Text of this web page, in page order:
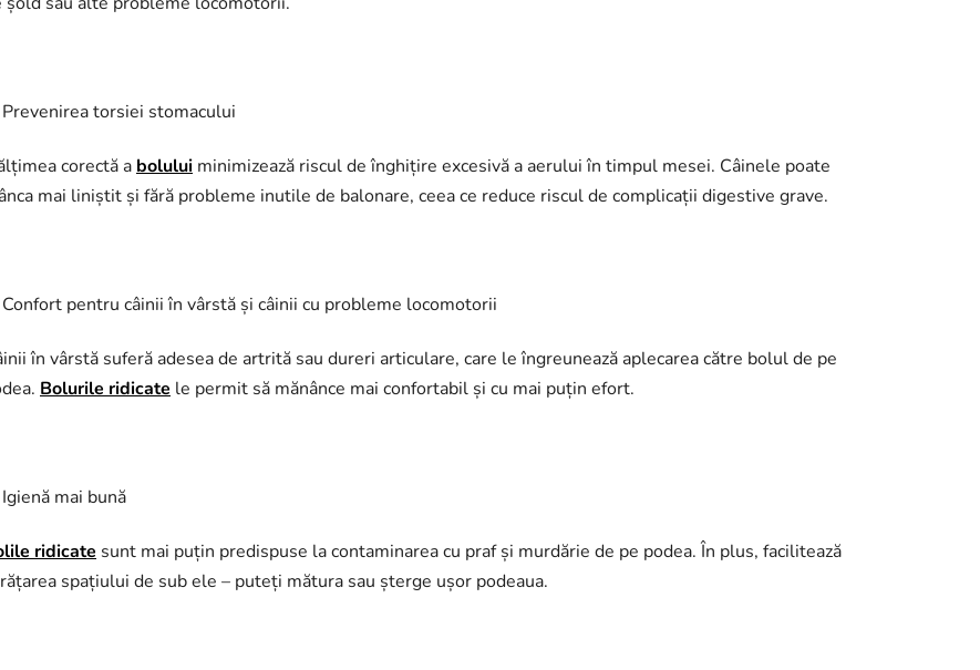
torsiei stomacului
corectă a bolului minimizează riscul de înghițire excesivă a aerului în timpul mesei. Câinele poate
mai liniștit și fără probleme inutile de balonare, ceea ce reduce riscul de complicații digestive grave.
pentru câinii în vârstă și câinii cu probleme locomotorii
în vârstă suferă adesea de artrită sau dureri articulare, care le îngreunează aplecarea către bolul de pe
Bolurile ridicate le permit să mănânce mai confortabil și cu mai puțin efort.
mai bună
ridicate sunt mai puțin predispuse la contaminarea cu praf și murdărie de pe podea. În plus, facilitează
spațiului de sub ele – puteți mătura sau șterge ușor podeaua.